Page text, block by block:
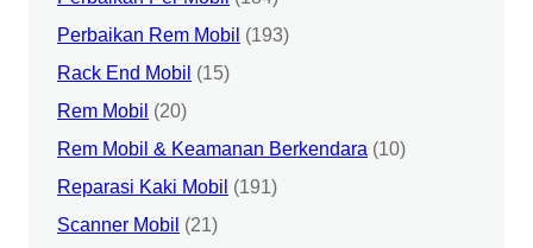
Perbaikan Rem Mobil (193)
Rack End Mobil (15)
Rem Mobil (20)
Rem Mobil & Keamanan Berkendara (10)
Reparasi Kaki Mobil (191)
Scanner Mobil (21)